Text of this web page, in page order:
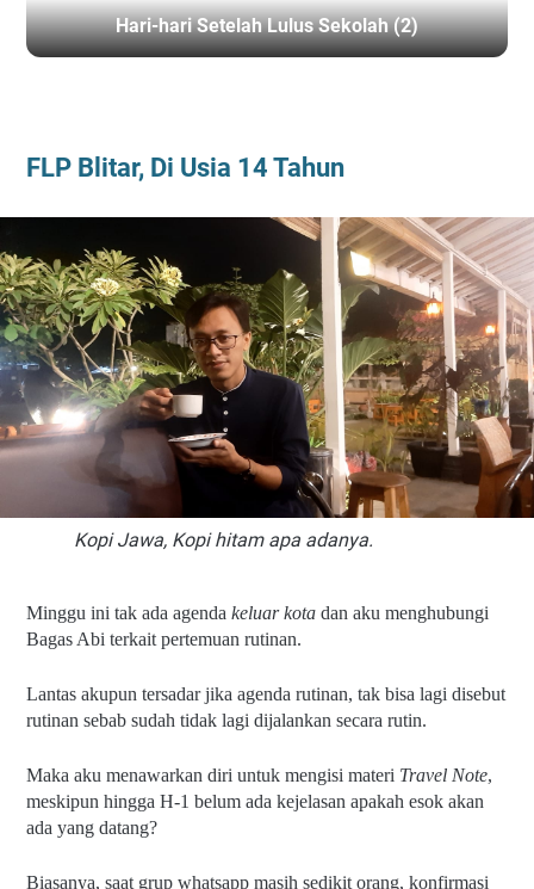
Hari-hari Setelah Lulus Sekolah (2)
FLP Blitar, Di Usia 14 Tahun
Kopi Jawa, Kopi hitam apa adanya.
Minggu ini tak ada agenda keluar kota dan aku menghubungi
Bagas Abi terkait pertemuan rutinan.
Lantas akupun tersadar jika agenda rutinan, tak bisa lagi disebut
rutinan sebab sudah tidak lagi dijalankan secara rutin.
Maka aku menawarkan diri untuk mengisi materi Travel Note,
meskipun hingga H-1 belum ada kejelasan apakah esok akan
ada yang datang?
Biasanya, saat grup whatsapp masih sedikit orang, konfirmasi